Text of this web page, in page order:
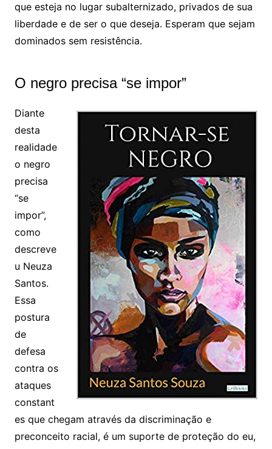
que esteja no lugar subalternizado, privados de sua
liberdade e de ser o que deseja. Esperam que sejam
dominados sem resistência.
O negro precisa “se impor”
Diante
desta
realidade
o negro
precisa
“se
impor”,
como
descreve
u Neuza
Santos.
Essa
postura
de
defesa
contra os
ataques
constant
es que chegam através da discriminação e
preconceito racial, é um suporte de proteção do eu,